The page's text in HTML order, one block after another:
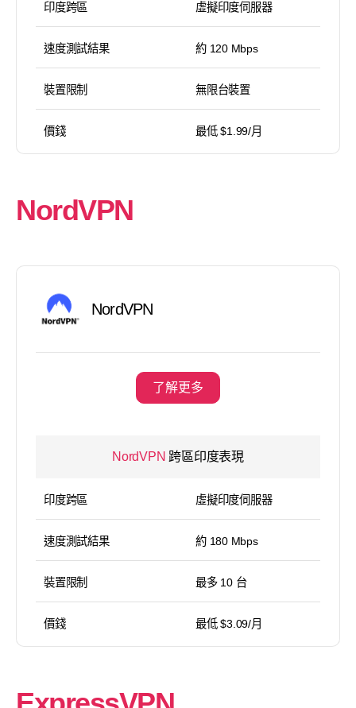
印度跨區 虛擬印度伺服器
速度測試結果 約 120 Mbps
裝置限制 無限台裝置
價錢 最低 $1.99/月
NordVPN
NordVPN
了解更多
NordVPN 跨區印度表現
印度跨區 虛擬印度伺服器
速度測試結果 約 180 Mbps
裝置限制 最多 10 台
價錢 最低 $3.09/月